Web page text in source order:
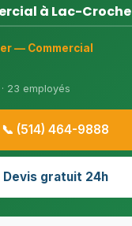
à Lac-Croche
— Commercial
23 employés
📞 (514) 464-9888
Devis gratuit 24h